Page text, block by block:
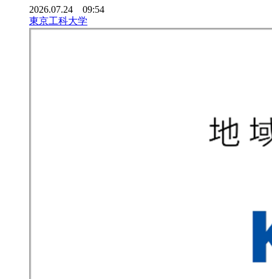
2026.07.24 09:54
東京工科大学